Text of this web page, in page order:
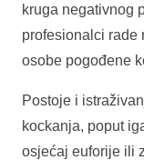
kruga negativnog
profesionalci rade
osobe pogođene
Postoje i
kockanja, poput
osjećaj euforije ili